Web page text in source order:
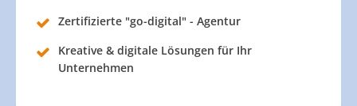
Zertifizierte "go-digital" - Agentur
Kreative & digitale Lösungen für Ihr
Unternehmen